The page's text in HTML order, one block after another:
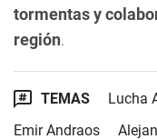
tormentas y
región.
TEMAS Lucha
Emir Andraos